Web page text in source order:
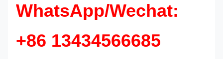
WhatsApp/Wechat:
+86 13434566685